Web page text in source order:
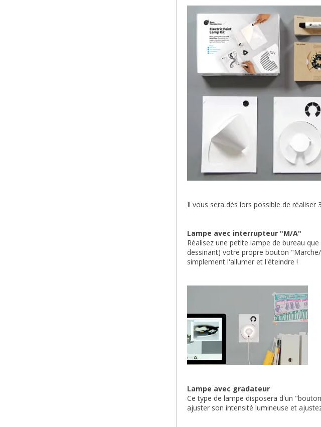
Il vous sera dès lors possible de
Lampe avec interrupteur "M/A"
Réalisez une petite lampe de bureau
dessinant) votre propre bouton
simplement l'allumer et l'éteindre !
Lampe avec gradateur
Ce type de lampe disposera d'un
ajuster son intensité lumineuse et